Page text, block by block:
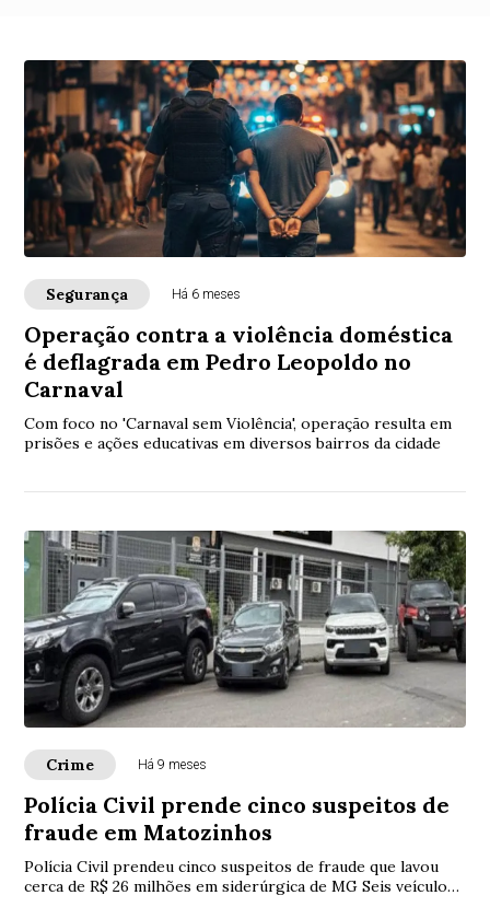
Segurança Há 6 meses
Operação contra a violência doméstica
é deflagrada em Pedro Leopoldo no
Carnaval
Com foco no 'Carnaval sem Violência', operação resulta em
prisões e ações educativas em diversos bairros da cidade
Crime Há 9 meses
Polícia Civil prende cinco suspeitos de
fraude em Matozinhos
Polícia Civil prendeu cinco suspeitos de fraude que lavou
cerca de R$ 26 milhões em siderúrgica de MG Seis veículos